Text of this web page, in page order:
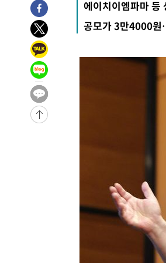
에이치이엠파마 등
공모가 3만4000